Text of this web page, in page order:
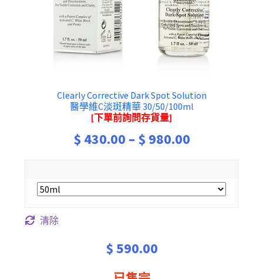
Clearly Corrective Dark Spot Solution
醫學維C淡斑精華 30/50/100ml
[下單前詢問存貨量]
$ 430.00 – $ 980.00Price
$ 430.00
清除
$590.00